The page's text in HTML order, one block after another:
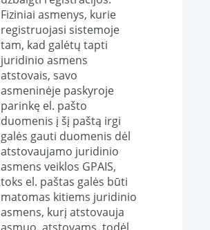
Fiziniai asmenys, kurie
registruojasi sistemoje
tam, kad galėtų tapti
juridinio asmens
atstovais, savo
asmeninėje paskyroje
parinkę el. pašto
duomenis į šį paštą irgi
galės gauti duomenis dėl
atstovaujamo juridinio
asmens veiklos GPAIS,
toks el. paštas galės būti
matomas kitiems juridinio
asmens, kurį atstovauja
asmuo, atstovams, todėl